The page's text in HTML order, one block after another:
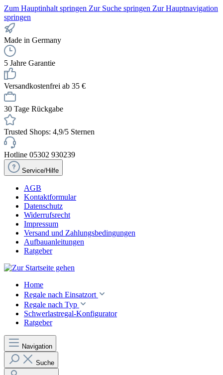
Zum Hauptinhalt springen Zur Suche springen Zur Hauptnavigation
springen
Made in Germany
5 Jahre Garantie
Versandkostenfrei ab 35 €
30 Tage Rückgabe
Trusted Shops: 4,9/5 Sternen
Hotline 05302 930239
Service/Hilfe
AGB
Kontaktformular
Datenschutz
Widerrufsrecht
Impressum
Versand und Zahlungsbedingungen
Aufbauanleitungen
Ratgeber
Home
Regale nach Einsatzort
Regale nach Typ
Schwerlastregal-Konfigurator
Ratgeber
Navigation
Suche